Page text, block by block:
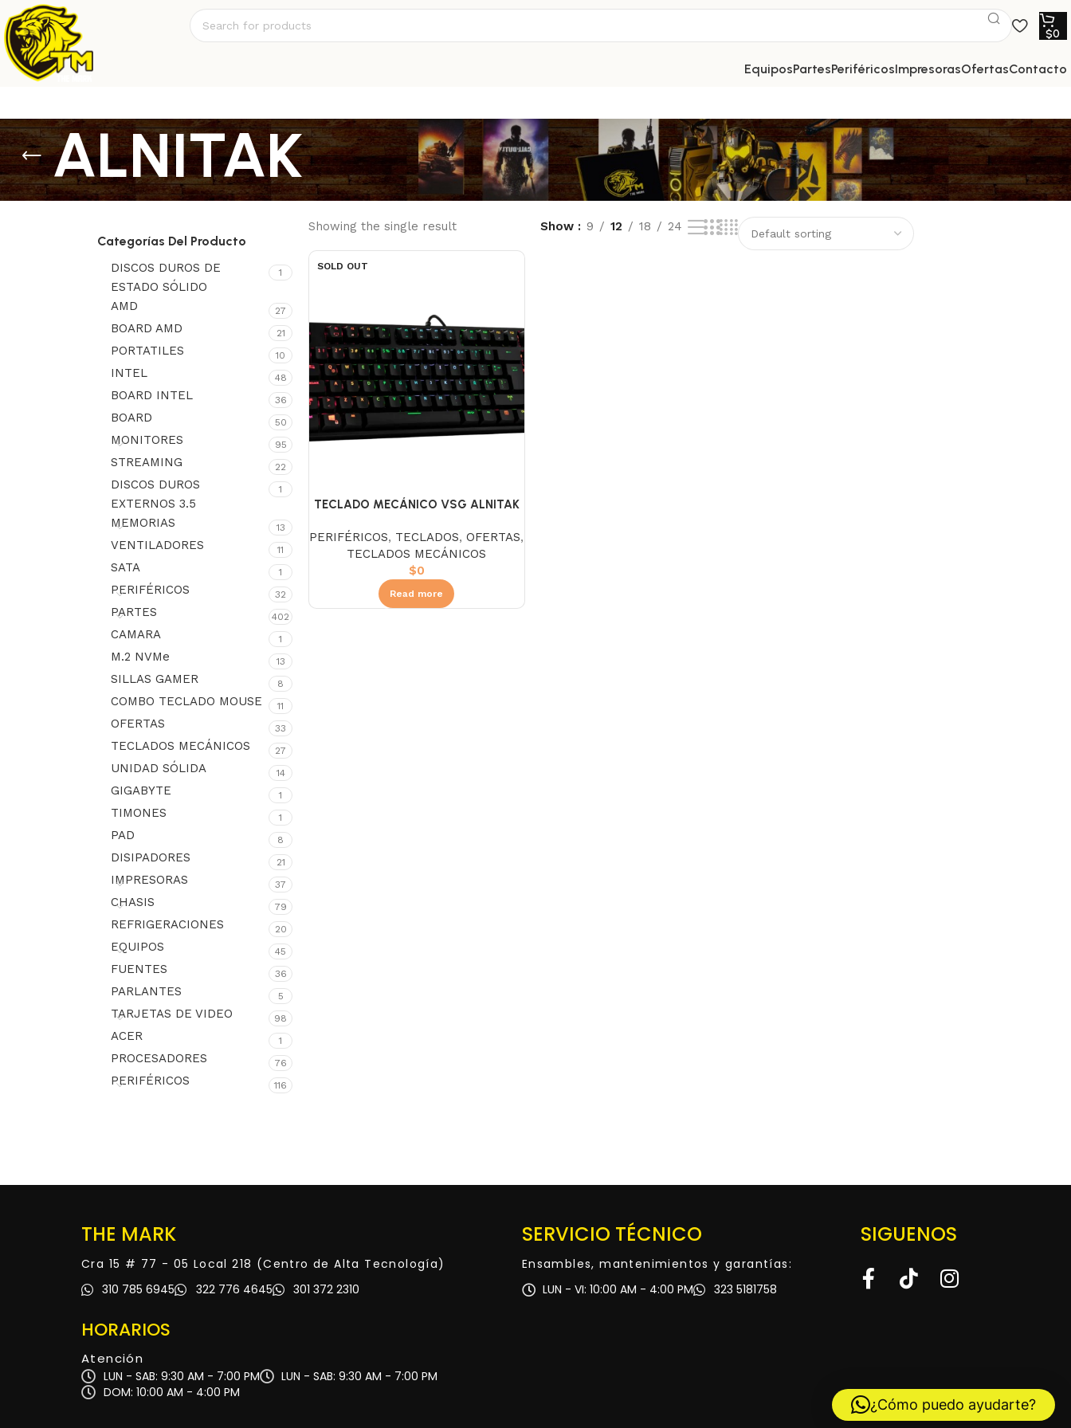
$0
equipos partes periféricos impresoras ofertas contacto
ALNITAK
Categorías Del Producto
DISCOS DUROS DE
ESTADO SÓLIDO
1
AMD 27
BOARD AMD 21
PORTATILES 10
INTEL 48
BOARD INTEL 36
BOARD 50
MONITORES 95
STREAMING 22
DISCOS DUROS
EXTERNOS 3.5
1
MEMORIAS 13
VENTILADORES 11
SATA 1
PERIFÉRICOS 32
PARTES 402
CAMARA 1
M.2 NVMe 13
SILLAS GAMER 8
COMBO TECLADO MOUSE 11
OFERTAS 33
TECLADOS MECÁNICOS 27
UNIDAD SÓLIDA 14
GIGABYTE 1
TIMONES 1
PAD 8
DISIPADORES 21
IMPRESORAS 37
CHASIS 79
REFRIGERACIONES 20
EQUIPOS 45
FUENTES 36
PARLANTES 5
TARJETAS DE VIDEO 98
ACER 1
PROCESADORES 76
PERIFÉRICOS 116
Showing the single result Show 9 12 18 24
SOLD OUT
TECLADO MECÁNICO VSG ALNITAK
PERIFÉRICOS, TECLADOS,OFERTAS,
TECLADOS MECÁNICOS
$0
Read more
THE MARK
Cra 15 # 77 - 05 Local 218 (Centro de Alta Tecnología)
310 785 6945
322 776 4645 301 372 2310
HORARIOS
Atención
LUN - SAB: 9:30 AM - 7:00 PM
LUN - SAB: 9:30 AM - 7:00 PM
DOM: 10:00 AM - 4:00 PM
SERVICIO TÉCNICO
Ensambles, mantenimientos y garantías:
LUN - VI: 10:00 AM - 4:00 PM
323 5181758
SIGUENOS
¿Cómo puedo ayudarte?